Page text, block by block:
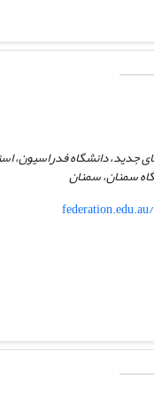
جدید، دانشگاه فدراسیون،
سمنان، سمنان